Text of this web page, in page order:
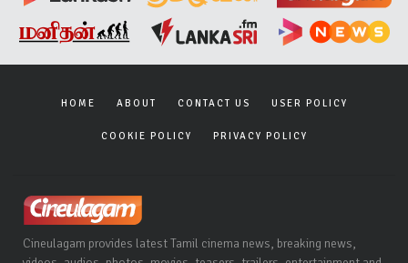
HOME ABOUT CONTACT US USER POLICY
COOKIE POLICY PRIVACY POLICY
Cineulagam provides latest Tamil cinema news, breaking news,